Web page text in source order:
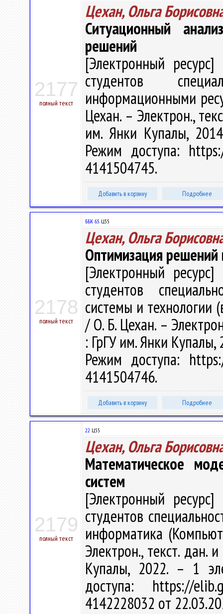
2177
полный текст
Цехан, Ольга
Ситуационный
решений
[Электронный
студентов
информационными
Цехан. – Электрон.,
им. Янки Купалы,
Режим доступа:
4141504745.
Добавить в корзину Подробнее
2178
полный текст
ББК 65.Ц55
Цехан, Ольга
Оптимизация решений
[Электронный
студентов
системы и технологии
/ О. Б. Цехан. –
: ГрГУ им. Янки Купалы,
Режим доступа:
4141504746.
Добавить в корзину Подробнее
2179
полный текст
22 Ц55
Цехан, Ольга
Математическое
систем
[Электронный
студентов
информатика
Электрон., текст. дан.
Купалы, 2022. – 1
доступа: https://
4142228032 от